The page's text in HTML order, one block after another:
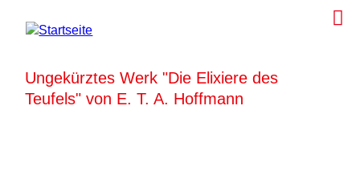
Ungekürztes Werk "Die Elixiere des
Teufels" von E. T. A. Hoffmann